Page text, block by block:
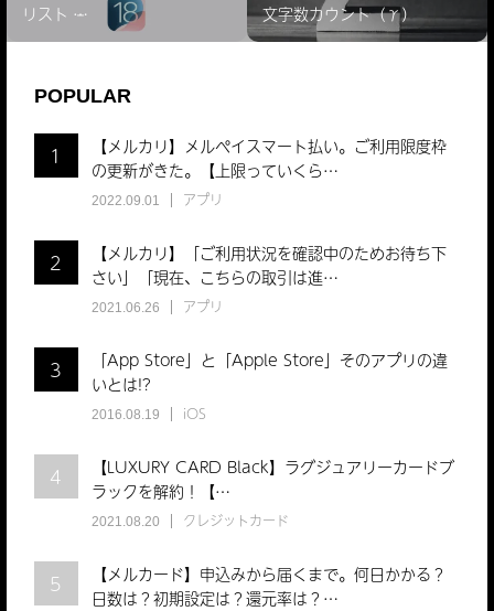
リスト ̵…
文字数カウント（γ）
POPULAR
1
【メルカリ】メルペイスマート払い。ご利用限度枠
の更新がきた。【上限っていくら…
2022.09.01 アプリ
2
【メルカリ】「ご利用状況を確認中のためお待ち下
さい」「現在、こちらの取引は進…
2021.06.26 アプリ
3
「App Store」と「Apple Store」そのアプリの違
いとは!?
2016.08.19 iOS
4
【LUXURY CARD Black】ラグジュアリーカードブ
ラックを解約！【…
2021.08.20 クレジットカード
5
【メルカード】申込みから届くまで。何日かかる？
日数は？初期設定は？還元率は？…